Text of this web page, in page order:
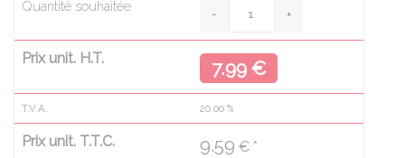
Quantité souhaitée
Prix unit. H.T. 7.99 €
T.V.A. 20.00 %
Prix unit. T.T.C. 9.59 € *